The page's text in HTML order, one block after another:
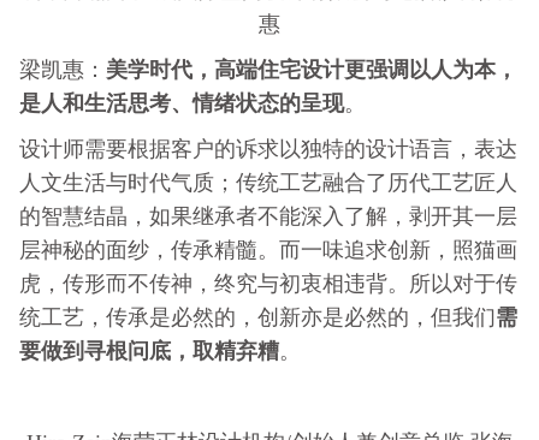
惠
梁凯惠： 美学时代，高端住宅设计更强调以人为本，
是人和生活思考、情绪状态的呈现。
设计师需要根据客户的诉求以独特的设计语言，表达
人文生活与时代气质；传统工艺融合了历代工艺匠人
的智慧结晶，如果继承者不能深入了解，剥开其一层
层神秘的面纱，传承精髓。而一味追求创新，照猫画
虎，传形而不传神，终究与初衷相违背。所以对于传
统工艺，传承是必然的，创新亦是必然的，但我们需
要做到寻根问底，取精弃糟。